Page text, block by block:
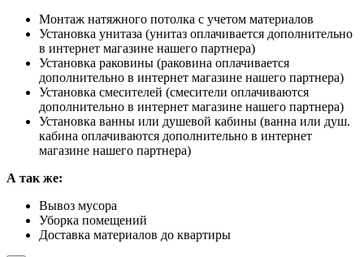
Монтаж натяжного потолка с учетом материалов
Установка унитаза (унитаз оплачивается дополнительно
в интернет магазине нашего партнера)
Установка раковины (раковина оплачивается
дополнительно в интернет магазине нашего партнера)
Установка смесителей (смесители оплачиваются
дополнительно в интернет магазине нашего партнера)
Установка ванны или душевой кабины (ванна или душ.
кабина оплачиваются дополнительно в интернет
магазине нашего партнера)
А так же:
Вывоз мусора
Уборка помещений
Доставка материалов до квартиры